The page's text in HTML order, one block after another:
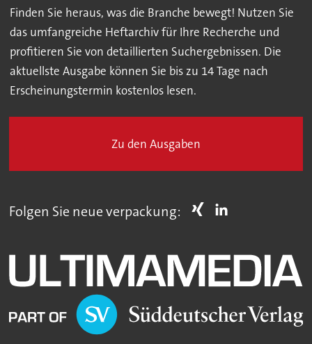
Finden Sie heraus, was die Branche bewegt! Nutzen Sie
das umfangreiche Heftarchiv für Ihre Recherche und
profitieren Sie von detaillierten Suchergebnissen. Die
aktuellste Ausgabe können Sie bis zu 14 Tage nach
Erscheinungstermin kostenlos lesen.
Zu den Ausgaben
Folgen Sie neue verpackung: